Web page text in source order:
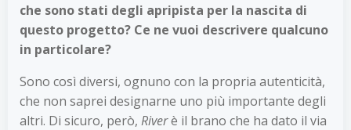
che sono stati degli apripista per la nascita di
questo progetto? Ce ne vuoi descrivere qualcuno
in particolare?
Sono così diversi, ognuno con la propria autenticità,
che non saprei designarne uno più importante degli
altri. Di sicuro, però, Riverè il brano che ha dato il via